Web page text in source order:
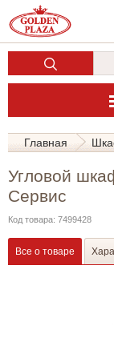
Главная
Угловой
Сервис
Код товара: 7499428
Все о товаре